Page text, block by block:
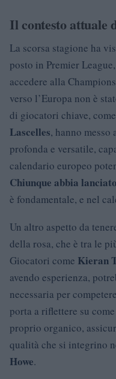
Il contesto attuale
La scorsa stagione ha
posto in Premier
accedere alla
verso l’Europa non è
di giocatori chiave, come
Lascelles, hanno messo
profonda e versatile,
calendario europeo
Chiunque abbia
è fondamentale, e nel
Un altro aspetto da
della rosa, che è tra le
Giocatori come Kieran
avendo esperienza,
necessaria per
porta a riflettere su
proprio organico,
qualità che si integrino
Howe.